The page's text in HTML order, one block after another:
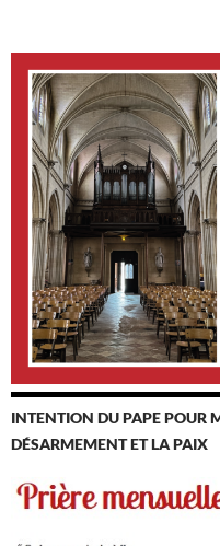
INTENTION DU PAPE POUR
DÉSARMEMENT ET LA PAIX